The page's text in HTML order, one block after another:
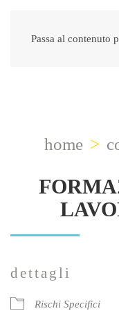
Passa al contenuto
home
dettagli
Rischi Specifici